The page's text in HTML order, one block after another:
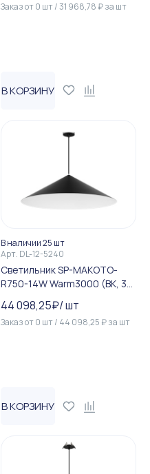
Заказ от0 шт/31 968,78 ₽за шт
В КОРЗИНУ
В наличии 25 шт
Арт. DL-12-5240
Светильник SP-MAKOTO-
R750-14W Warm3000 (BK, 36
44 098,25₽/шт
Заказ от0 шт/ 44 098,25 ₽за шт
В КОРЗИНУ